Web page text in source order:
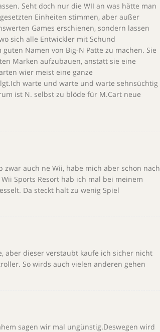
Seht doch nur die WII an was hätte man
Einheiten stimmen, aber außer
Games erschienen, sondern lassen
sich alle Entwickler mit Schund
Namen von Big-N Patte zu machen. Sie
Marken aufzubauen, anstatt sie eine
wier meist eine ganze
warte und warte und warte sehnsüchtig
ist N. selbst zu blöde für M.Cart neue
zwar auch ne Wii, habe mich aber schon nach
Sports Resort hab ich mal bei meinem
Da steckt halt zu wenig Spiel
aber dieser verstaubt kaufe ich sicher nicht
So wirds auch vielen anderen gehen
sagen wir mal ungünstig.Deswegen wird